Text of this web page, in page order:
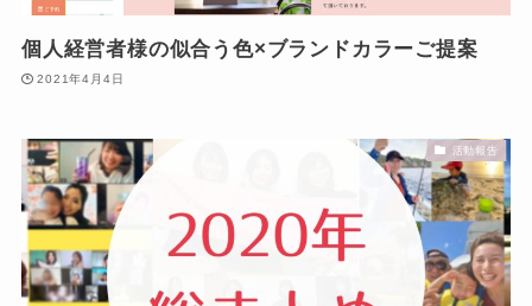
個人経営者様の似合う色×ブランドカラーご提案
2021年4月4日
活動報告